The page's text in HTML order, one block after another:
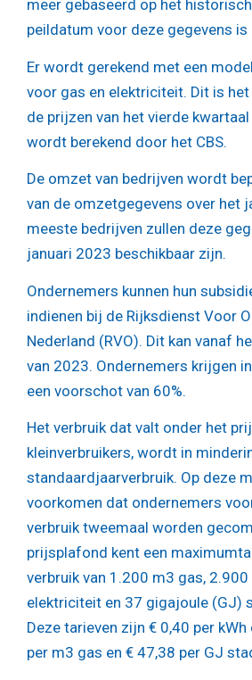
meer gebaseerd op het
peildatum voor deze gegevens
Er wordt gerekend met een
voor gas en elektriciteit. Dit is
de prijzen van het vierde
wordt berekend door het CBS.
De omzet van bedrijven wordt
van de omzetgegevens over het
meeste bedrijven zullen deze
januari 2023 beschikbaar zijn.
Ondernemers kunnen hun
indienen bij de Rijksdienst Voor
Nederland (RVO). Dit kan vanaf
van 2023. Ondernemers krijgen
een voorschot van 60%.
Het verbruik dat valt onder het
kleinverbruikers, wordt in
standaardjaarverbruik. Op deze
voorkomen dat ondernemers
verbruik tweemaal worden
prijsplafond kent een
verbruik van 1.200 m3 gas,
elektriciteit en 37 gigajoule (GJ)
Deze tarieven zijn € 0,40 per
per m3 gas en € 47,38 per GJ